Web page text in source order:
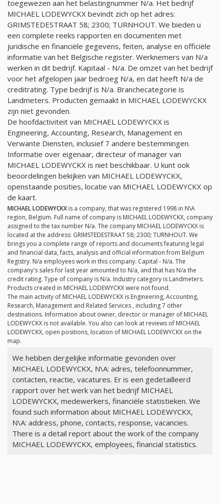
toegewezen aan het belastingnummer N/a. Het bedrijf
MICHAEL LODEWYCKX bevindt zich op het adres:
GRIMSTEDESTRAAT 58; 2300; TURNHOUT. We bieden u
een complete reeks rapporten en documenten met
juridische en financiële gegevens, feiten, analyse en officiële
informatie van het Belgische register. Werknemers van N/a
werken in dit bedrijf. Kapitaal - N/a. De omzet van het bedrijf
voor het afgelopen jaar bedroeg N/a, en dat heeft N/a de
creditrating. Type bedrijf is N/a. Branchecategorie is
Landmeters. Producten gemaakt in MICHAEL LODEWYCKX
zijn niet gevonden.
De hoofdactiviteit van MICHAEL LODEWYCKX is
Engineering, Accounting, Research, Management en
Verwante Diensten, inclusief 7 andere bestemmingen.
Informatie over eigenaar, directeur of manager van
MICHAEL LODEWYCKX is niet beschikbaar. U kunt ook
beoordelingen bekijken van MICHAEL LODEWYCKX,
openstaande posities, locatie van MICHAEL LODEWYCKX op
de kaart.
MICHAEL LODEWYCKXis a company, that was registered 1998 in N\A
region, Belgium. Full name of company is MICHAEL LODEWYCKX, company
assigned to the tax number N/a. The company MICHAEL LODEWYCKX is
located at the address: GRIMSTEDESTRAAT 58; 2300; TURNHOUT. We
brings you a complete range of reports and documents featuring legal
and financial data, facts, analysis and official information from Belgium
Registry. N/a employees work in this company. Capital - N/a. The
company's sales for last year amounted to N/a, and that has N/a the
credit rating. Type of company is N/a. Industry category is Landmeters.
Products created in MICHAEL LODEWYCKX were not found.
The main activity of MICHAEL LODEWYCKX is Engineering, Accounting,
Research, Management and Related Services , including 7 other
destinations. Information about owner, director or manager of MICHAEL
LODEWYCKX is not available. You also can look at reviews of MICHAEL
LODEWYCKX, open positions, location of MICHAEL LODEWYCKX on the
map.
We hebben dergelijke informatie gevonden over
MICHAEL LODEWYCKX, N\A: adres, telefoonnummer,
contacten, reactie, vacatures. Er is een gedetailleerd
rapport over het werk van het bedrijf MICHAEL
LODEWYCKX, medewerkers, financiële statistieken. We
found such information about MICHAEL LODEWYCKX,
N\A: address, phone, contacts, response, vacancies.
There is a detail report about the work of the company
MICHAEL LODEWYCKX, employees, financial statistics.